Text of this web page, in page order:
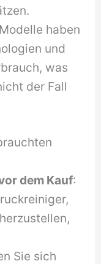
haben
und
was
der Fall
dem Kauf:
Sie sich